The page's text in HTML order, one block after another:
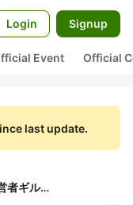
Login Signup
Event Official
last update.
運営者ギルド